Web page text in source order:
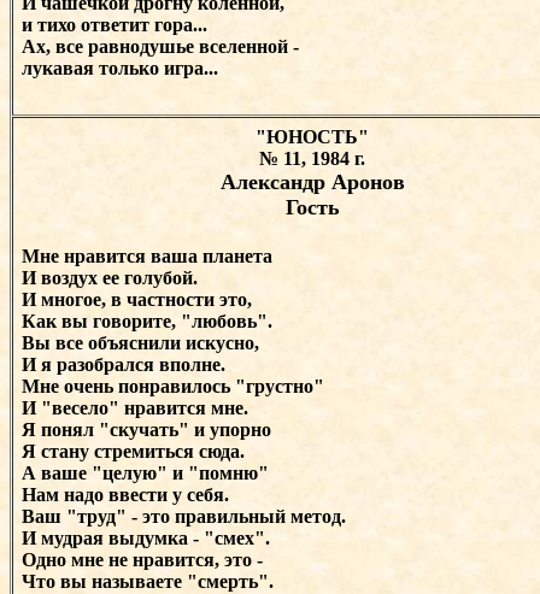
и тихо ответит гора...
Ах, все равнодушье вселенной -
лукавая только игра...
"ЮНОСТЬ"
№ 11, 1984 г.
Александр Аронов
Гость
Мне нравится ваша планета
И воздух ее голубой.
И многое, в частности это,
Как вы говорите, "любовь".
Вы все объяснили искусно,
И я разобрался вполне.
Мне очень понравилось "грустно"
И "весело" нравится мне.
Я понял "скучать" и упорно
Я стану стремиться сюда.
А ваше "целую" и "помню"
Нам надо ввести у себя.
Ваш "труд" - это правильный метод.
И мудрая выдумка - "смех".
Одно мне не нравится, это -
Что вы называете "смерть".